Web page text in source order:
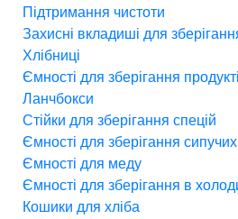
Підтримання чистоти
Захисні вкладиші для
Хлібниці
Ємності для зберігання
Ланчбокси
Стійки для зберігання спецій
Ємності для зберігання сипучих
Ємності для меду
Ємності для зберігання в
Кошики для хліба